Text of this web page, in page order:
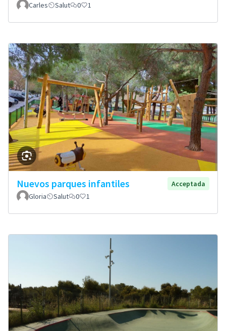
Carles Salut 0 1
Nuevos parques infantiles
Acceptada
Gloria
Salut 0 1